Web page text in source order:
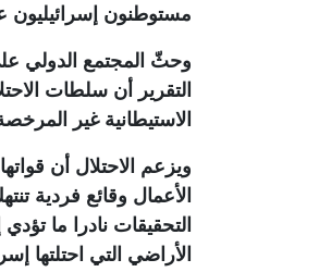
مستوطنون إسرائيليون
وحثّ المجتمع الدولي
التقرير أن سلطات
الاستيطانية غير
ويزعم الاحتلال أن
الأعمال وقائع فردية
التحقيقات نادرا ما